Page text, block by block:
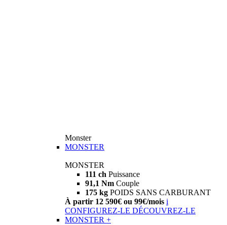
Monster
MONSTER
MONSTER
111 ch Puissance
91,1 Nm Couple
175 kg POIDS SANS CARBURANT
À partir 12 590€ ou 99€/mois i
CONFIGUREZ-LE DÉCOUVREZ-LE
MONSTER +